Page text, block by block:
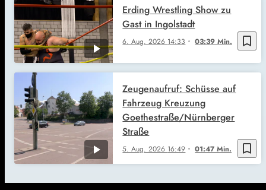
bookmark_border
6. Aug. 2026 14:33 03:39 Min.
Erding Wrestling Show zu
Gast in Ingolstadt
bookmark_border
5. Aug. 2026 16:49 01:47 Min.
Zeugenaufruf: Schüsse auf
Fahrzeug Kreuzung
Goethestraße/Nürnberger
Straße